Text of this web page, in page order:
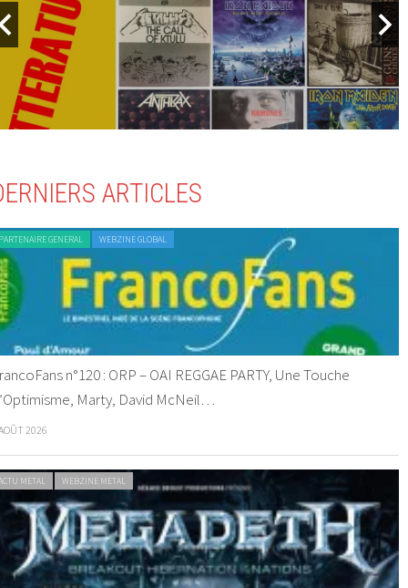
ARTICLES
GENERAL WEBZINE GLOBAL
n°120 : ORP – OAI REGGAE PARTY, Une Touche
Marty, David McNeil…
2026
METAL WEBZINE METAL